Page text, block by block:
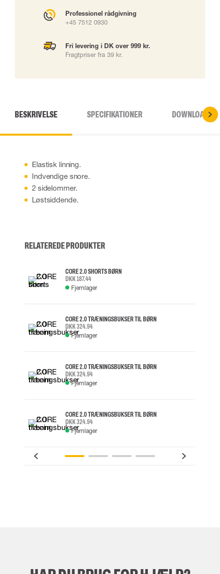
Professionel rådgivning
+45 7512 0930
Fri levering i DK over 999 kr.
Fragtpriser fra 39 kr.
BESKRIVELSE SPECIFIKATIONER DOWNLOADS
Elastisk linning.
Indvendige snore.
2 sidelommer.
Løstsiddende.
RELATEREDE PRODUKTER
CORE 2.0 SHORTS BØRN
DKK 187.44
Fjernlager
CORE 2.0 TRÆNINGSBUKSER TIL BØRN
DKK 324.94
Fjernlager
CORE 2.0 TRÆNINGSBUKSER TIL BØRN
DKK 324.94
Fjernlager
CORE 2.0 TRÆNINGSBUKSER TIL BØRN
DKK 324.94
Fjernlager